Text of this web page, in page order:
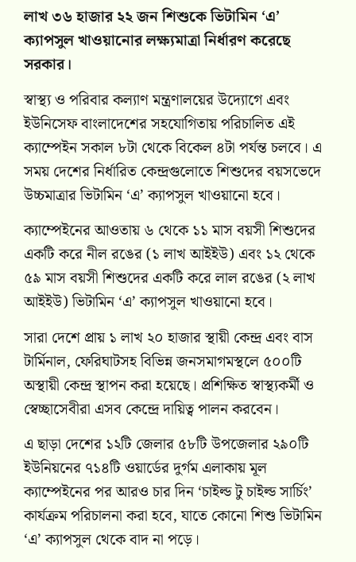
লাখ ৩৬ হাজার ২২ জন শিশুকে ভিটামিন ‘এ’
ক্যাপসুল খাওয়ানোর লক্ষ্যমাত্রা নির্ধারণ করেছে
সরকার।
স্বাস্থ্য ও পরিবার কল্যাণ মন্ত্রণালয়ের উদ্যোগে এবং
ইউনিসেফ বাংলাদেশের সহযোগিতায় পরিচালিত এই
ক্যাম্পেইন সকাল ৮টা থেকে বিকেল ৪টা পর্যন্ত চলবে। এ
সময় দেশের নির্ধারিত কেন্দ্রগুলোতে শিশুদের বয়সভেদে
উচ্চমাত্রার ভিটামিন ‘এ’ ক্যাপসুল খাওয়ানো হবে।
ক্যাম্পেইনের আওতায় ৬ থেকে ১১ মাস বয়সী শিশুদের
একটি করে নীল রঙের (১ লাখ আইইউ) এবং ১২ থেকে
৫৯ মাস বয়সী শিশুদের একটি করে লাল রঙের (২ লাখ
আইইউ) ভিটামিন ‘এ’ ক্যাপসুল খাওয়ানো হবে।
সারা দেশে প্রায় ১ লাখ ২০ হাজার স্থায়ী কেন্দ্র এবং বাস
টার্মিনাল, ফেরিঘাটসহ বিভিন্ন জনসমাগমস্থলে ৫০০টি
অস্থায়ী কেন্দ্র স্থাপন করা হয়েছে। প্রশিক্ষিত স্বাস্থ্যকর্মী ও
স্বেচ্ছাসেবীরা এসব কেন্দ্রে দায়িত্ব পালন করবেন।
এ ছাড়া দেশের ১২টি জেলার ৫৮টি উপজেলার ২৯০টি
ইউনিয়নের ৭১৪টি ওয়ার্ডের দুর্গম এলাকায় মূল
ক্যাম্পেইনের পর আরও চার দিন ‘চাইল্ড টু চাইল্ড সার্চিং’
কার্যক্রম পরিচালনা করা হবে, যাতে কোনো শিশু ভিটামিন
‘এ’ ক্যাপসুল থেকে বাদ না পড়ে।